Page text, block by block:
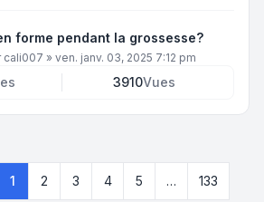
forme pendant la grossesse?
cali007 » ven. janv. 03, 2025 7:12 pm
3910Vues
1 sur133
1 2 3 4 5 …
133